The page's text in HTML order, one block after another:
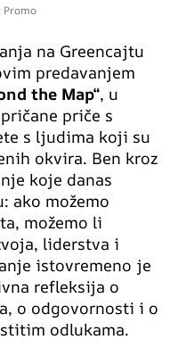
Promo
na Greencajtu
predavanjem
the Map“, u
priče s
s ljudima koji su
okvira. Ben kroz
koje danas
ako možemo
možemo li
liderstva i
istovremeno je
refleksija o
o odgovornosti i o
odlukama.